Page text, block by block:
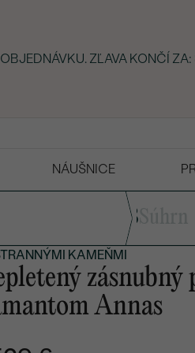
ZĽAVA KONČÍ ZA:
NÁUŠNICE
3
KAMEŇMI
zásnubný
Annas